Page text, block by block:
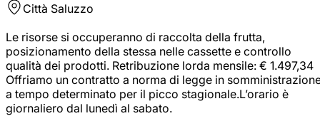
Città Saluzzo
Le risorse si occuperanno di raccolta della frutta,
posizionamento della stessa nelle cassette e controllo
qualità dei prodotti. Retribuzione lorda mensile: € 1.497,34
Offriamo un contratto a norma di legge in
a tempo determinato per il picco stagionale.L’orario è
giornaliero dal lunedì al sabato.